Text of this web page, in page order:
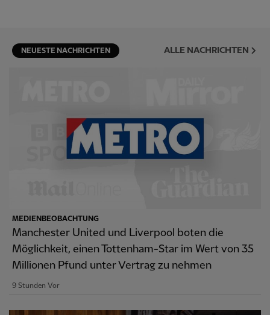
NEUESTE NACHRICHTEN ALLE NACHRICHTEN
MEDIENBEOBACHTUNG
Manchester United und Liverpool boten die
Möglichkeit, einen Tottenham-Star im Wert von 35
Millionen Pfund unter Vertrag zu nehmen
9 Stunden Vor